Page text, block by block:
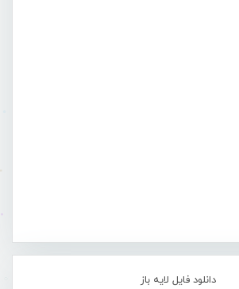
دانلود فایل لایه باز